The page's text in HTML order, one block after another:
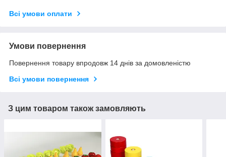
Всі умови оплати
Умови повернення
Повернення товару впродовж 14 днів за домовленістю
Всі умови повернення
З цим товаром також замовляють